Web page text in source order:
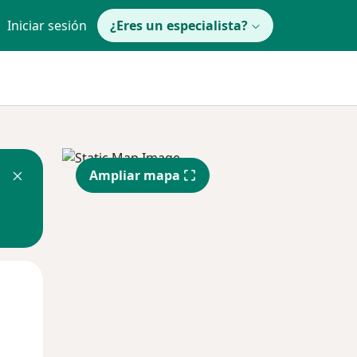
Iniciar sesión ¿Eres un especialista?
Ampliar mapa